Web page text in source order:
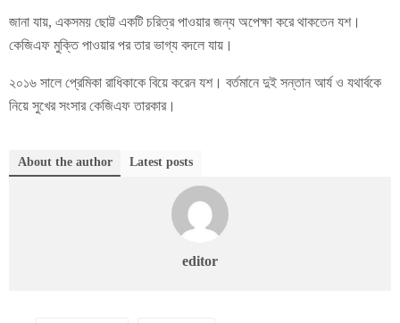
জানা যায়, একসময় ছোট্ট একটি চরিত্র পাওয়ার জন্য অপেক্ষা করে থাকতেন যশ।
কেজিএফ মুক্তি পাওয়ার পর তার ভাগ্য বদলে যায়।
২০১৬ সালে প্রেমিকা রাধিকাকে বিয়ে করেন যশ। বর্তমানে দুই সন্তান আর্য ও যথার্বকে
নিয়ে সুখের সংসার কেজিএফ তারকার।
About the author Latest posts
editor